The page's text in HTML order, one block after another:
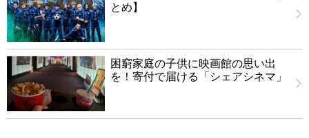
とめ】
困窮家庭の子供に映画館の思い出
を！寄付で届ける「シェアシネマ」